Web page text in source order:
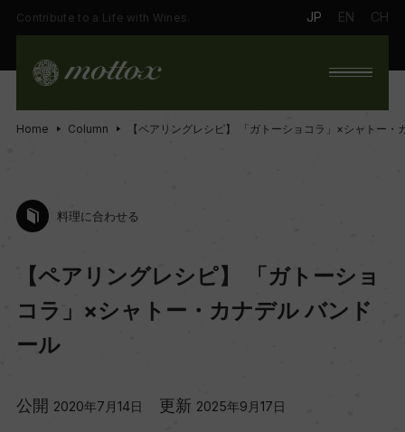
Contribute to a Life with Wines. JP EN CH
Home Column 【ペアリングレシピ】 「ガトーショコラ」×シャトー・
料理に合わせる
【ペアリングレシピ】 「ガトーショ
コラ」×シャトー・カナデル バンド
ール
公開 2020年7月14日 更新 2025年9月17日